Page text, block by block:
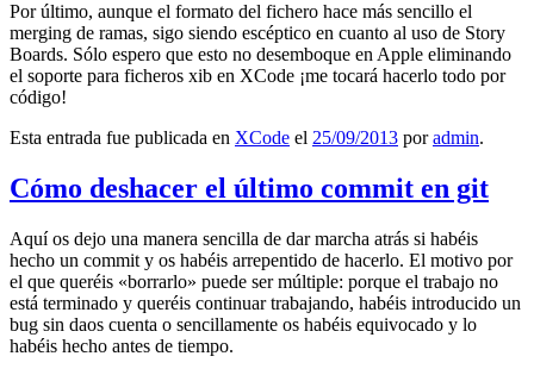
Por último, aunque el formato del fichero hace más sencillo el
merging de ramas, sigo siendo escéptico en cuanto al uso de Story
Boards. Sólo espero que esto no desemboque en Apple eliminando
el soporte para ficheros xib en XCode ¡me tocará hacerlo todo por
código!
Esta entrada fue publicada en XCode el 25/09/2013 poradmin.
Cómo deshacer el último commit en git
Aquí os dejo una manera sencilla de dar marcha atrás si habéis
hecho un commit y os habéis arrepentido de hacerlo. El motivo por
el que queréis «borrarlo» puede ser múltiple: porque el trabajo no
está terminado y queréis continuar trabajando, habéis introducido un
bug sin daos cuenta o sencillamente os habéis equivocado y lo
habéis hecho antes de tiempo.